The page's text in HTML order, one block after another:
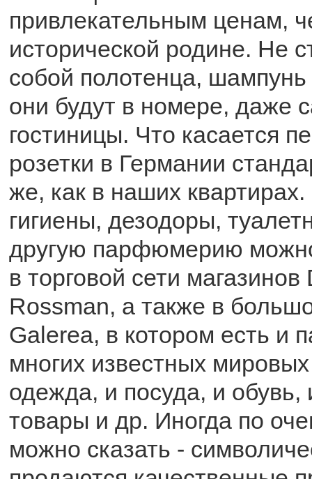
привлекательным ценам,
исторической родине. Не
собой полотенца,
они будут в номере, даже
гостиницы. Что касается
розетки в Германии
же, как в наших
гигиены, дезодоры,
другую парфюмерию
в торговой сети магазинов
Rossman, а также в
Galerea, в котором есть и
многих известных
одежда, и посуда, и обувь,
товары и др. Иногда по
можно сказать -